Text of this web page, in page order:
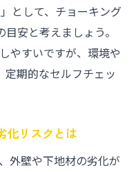
として、チョーキング
安と考えましょう。
やすいですが、環境や
期的なセルフチェッ
化リスクとは
外壁や下地材の劣化が